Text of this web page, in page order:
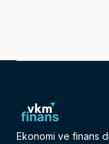
Ekonomi ve finans